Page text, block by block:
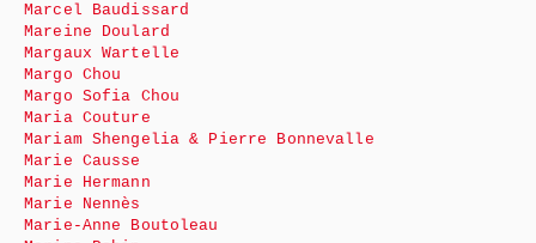
Marcel Baudissard
Mareine Doulard
Margaux Wartelle
Margo Chou
Margo Sofia Chou
Maria Couture
Mariam Shengelia & Pierre Bonnevalle
Marie Causse
Marie Hermann
Marie Nennès
Marie-Anne Boutoleau